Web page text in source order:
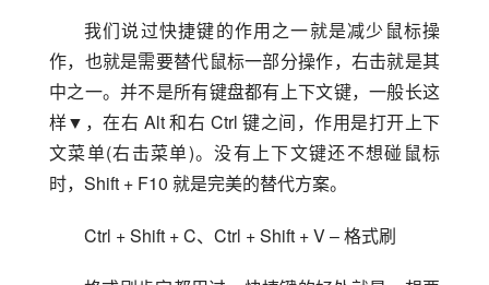
我们说过快捷键的作用之一就是减少鼠标操
作，也就是需要替代鼠标一部分操作，右击就是其
中之一。并不是所有键盘都有上下文键，一般长这
样▼，在右 Alt 和右 Ctrl 键之间，作用是打开上下
文菜单(右击菜单)。没有上下文键还不想碰鼠标
时，Shift + F10 就是完美的替代方案。
Ctrl + Shift + C、Ctrl + Shift + V – 格式刷